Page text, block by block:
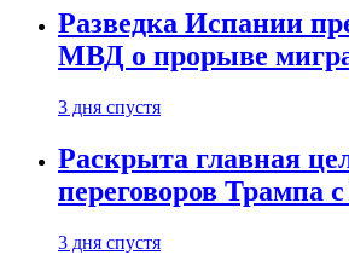
Разведка Испании
МВД о прорыве
3 дня спустя
Раскрыта главная
переговоров Трампа
3 дня спустя